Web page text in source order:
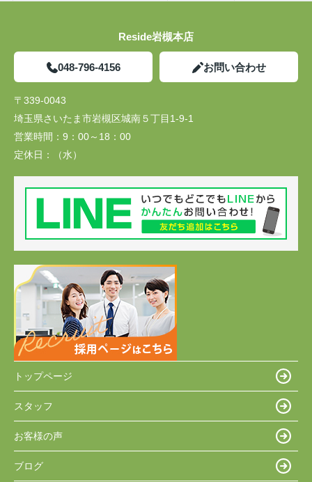
Reside岩槻本店
048-796-4156 お問い合わせ
〒339-0043
埼玉県さいたま市岩槻区城南５丁目1-9-1
営業時間： 9：00～18：00
定休日：
（水）
トップページ
スタッフ
お客様の声
ブログ